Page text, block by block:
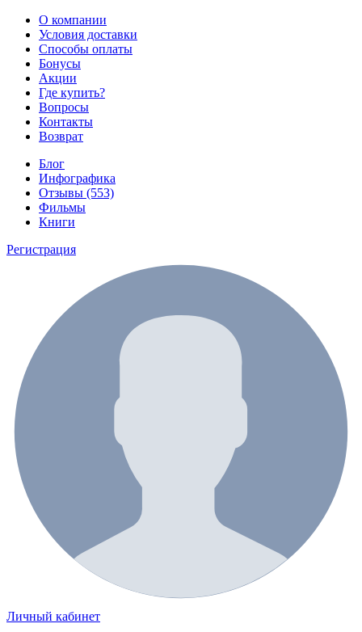
О компании
Условия доставки
Способы оплаты
Бонусы
Акции
Где купить?
Вопросы
Контакты
Возврат
Блог
Инфографика
Отзывы (553)
Фильмы
Книги
Регистрация
Личный кабинет